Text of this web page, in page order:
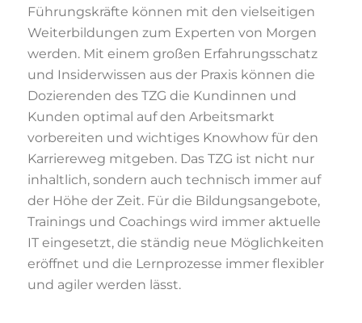
Führungskräfte können mit den vielseitigen
Weiterbildungen zum Experten von Morgen
werden. Mit einem großen Erfahrungsschatz
und Insiderwissen aus der Praxis können die
Dozierenden des TZG die Kundinnen und
Kunden optimal auf den Arbeitsmarkt
vorbereiten und wichtiges Knowhow für den
Karriereweg mitgeben. Das TZG ist nicht nur
inhaltlich, sondern auch technisch immer auf
der Höhe der Zeit. Für die Bildungsangebote,
Trainings und Coachings wird immer aktuelle
IT eingesetzt, die ständig neue Möglichkeiten
eröffnet und die Lernprozesse immer flexibler
und agiler werden lässt.